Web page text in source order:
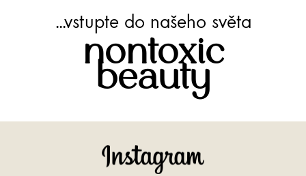
...vstupte do našeho světa
nontoxic
beauty